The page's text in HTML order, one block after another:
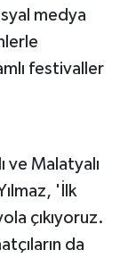
medya
festivaller
ve Malatyalı
'İlk
çıkıyoruz.
da